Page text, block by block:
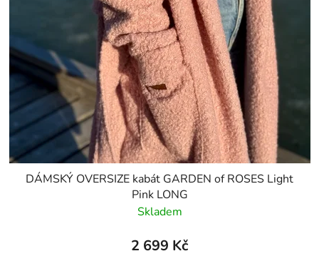
DÁMSKÝ OVERSIZE kabát GARDEN of ROSES Light
Pink LONG
Skladem
2 699 Kč